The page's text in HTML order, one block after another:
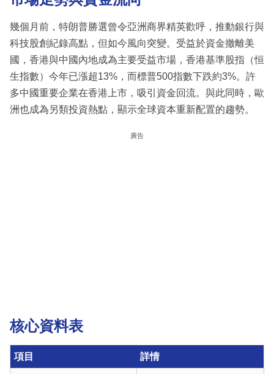
幾個月前，特朗普勝選曾令亞洲商界精英歡呼，推動銀行與
科技股創紀錄高點，但如今風向突變。受益於資金撤離美
國，香港與中國內地成為主要受益市場，香港基準股指（恒
生指數）今年已漲超13%，而標普500指數下跌約3%。許
多中國重要企業在香港上市，吸引資金回流。與此同時，歐
洲也成為另類投資熱點，顯示全球資本重新配置的趨勢。
廣告
核心資料表
項目 詳情